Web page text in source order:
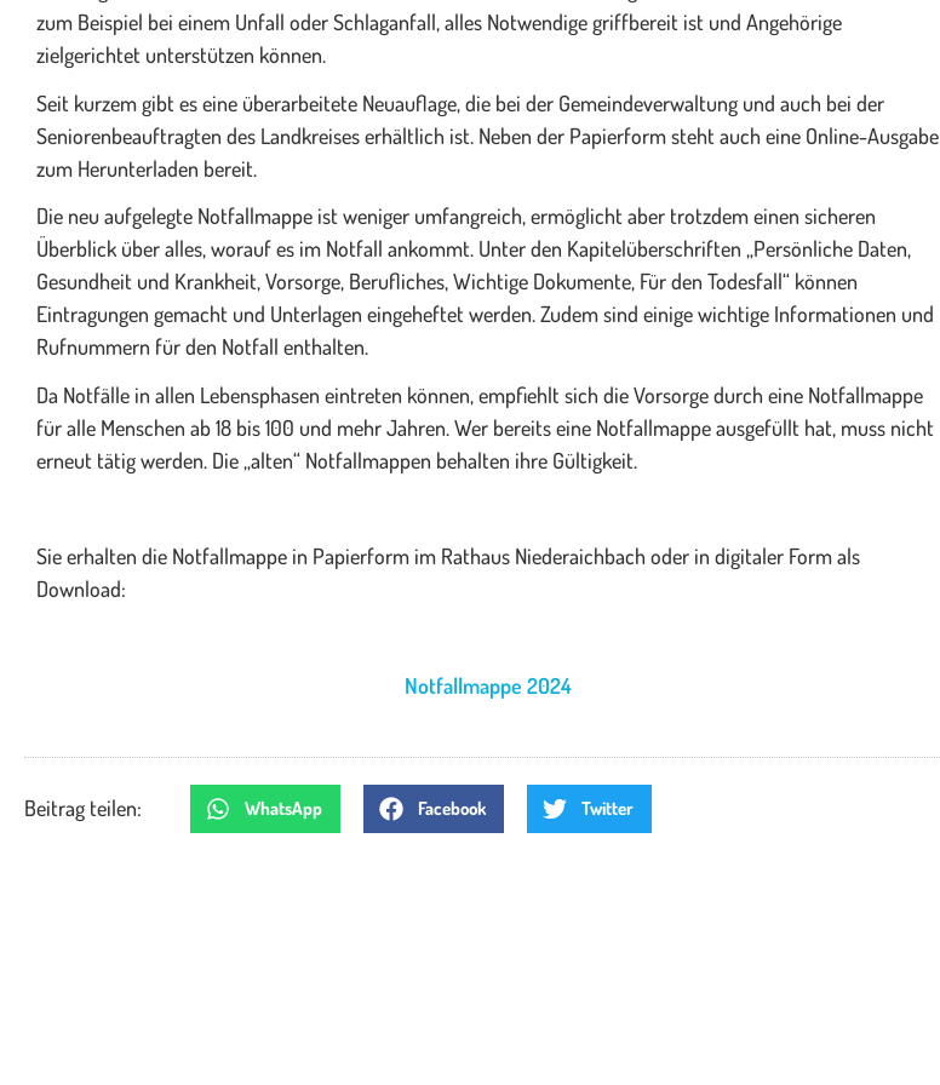
zum Beispiel bei einem Unfall oder Schlaganfall, alles Notwendige griffbereit ist und Angehörige
zielgerichtet unterstützen können.
Seit kurzem gibt es eine überarbeitete Neuauflage, die bei der Gemeindeverwaltung und auch bei der
Seniorenbeauftragten des Landkreises erhältlich ist. Neben der Papierform steht auch eine Online-Ausgabe
zum Herunterladen bereit.
Die neu aufgelegte Notfallmappe ist weniger umfangreich, ermöglicht aber trotzdem einen sicheren
Überblick über alles, worauf es im Notfall ankommt. Unter den Kapitelüberschriften „Persönliche Daten,
Gesundheit und Krankheit, Vorsorge, Berufliches, Wichtige Dokumente, Für den Todesfall“ können
Eintragungen gemacht und Unterlagen eingeheftet werden. Zudem sind einige wichtige Informationen und
Rufnummern für den Notfall enthalten.
Da Notfälle in allen Lebensphasen eintreten können, empfiehlt sich die Vorsorge durch eine Notfallmappe
für alle Menschen ab 18 bis 100 und mehr Jahren. Wer bereits eine Notfallmappe ausgefüllt hat, muss nicht
erneut tätig werden. Die „alten“ Notfallmappen behalten ihre Gültigkeit.
Sie erhalten die Notfallmappe in Papierform im Rathaus Niederaichbach oder in digitaler Form als
Download:
Notfallmappe 2024
Beitrag teilen: WhatsApp Facebook Twitter